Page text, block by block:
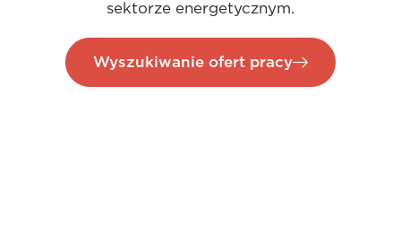
sektorze energetycznym.
Wyszukiwanie ofert pracy